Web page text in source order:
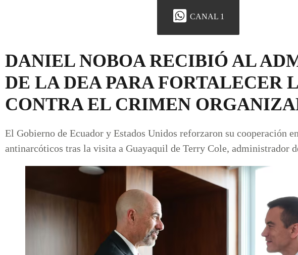
CANAL 1
DANIEL NOBOA RECIBIÓ AL
DE LA DEA PARA FORTALECER
CONTRA EL CRIMEN
El Gobierno de Ecuador y Estados Unidos reforzaron su cooperación
antinarcóticos tras la visita a Guayaquil de Terry Cole, administrador